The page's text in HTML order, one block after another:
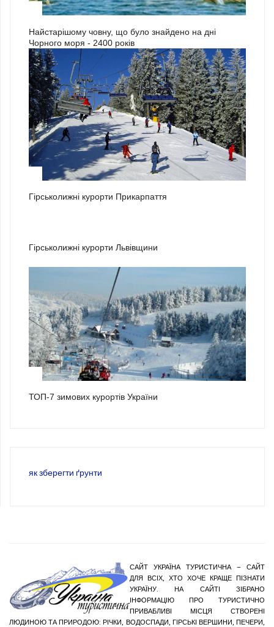
Найстарішому човну, що було знайдено на дні
Чорного моря - 2400 років
Гірськолижні курорти Прикарпаття
Гірськолижні курорти Львівщини
ТОП-7 зимових курортів України
як зберегти ґрунти
САЙТ УКРАЇНА ТУРИСТИЧНА – САЙТ
ДЛЯ ВСІХ, ХТО ХОЧЕ КРАЩЕ ПІЗНАТИ
УКРАЇНУ. НА САЙТІ ЗІБРАНО
ІНФОРМАЦІЮ ПРО ТУРИСТИЧНО
ПРИВАБЛИВІ МІСЦЯ СТВОРЕНІ
ЛЮДИНОЮ ТА ПРИРОДОЮ: РІЧКИ, ВОДОСПАДИ, ГІРСЬКІ ВЕРШИНИ, ПЕЧЕРИ,